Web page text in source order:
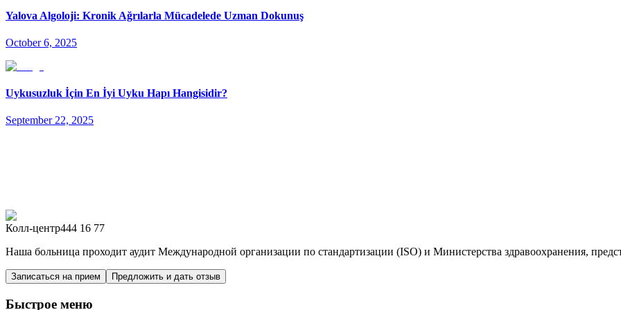
Yalova Algoloji: Kronik Ağrılarla Mücadelede Uzman Dokunuş
October 6, 2025
Uykusuzluk İçin En İyi Uyku Hapı Hangisidir?
September 22, 2025
Колл-центр444 16 77
Наша больница проходит аудит Международной организации по стандартизации (ISO) и Министерства здравоохранения,
Записаться на прием Предложить и дать отзыв
Быстрое меню